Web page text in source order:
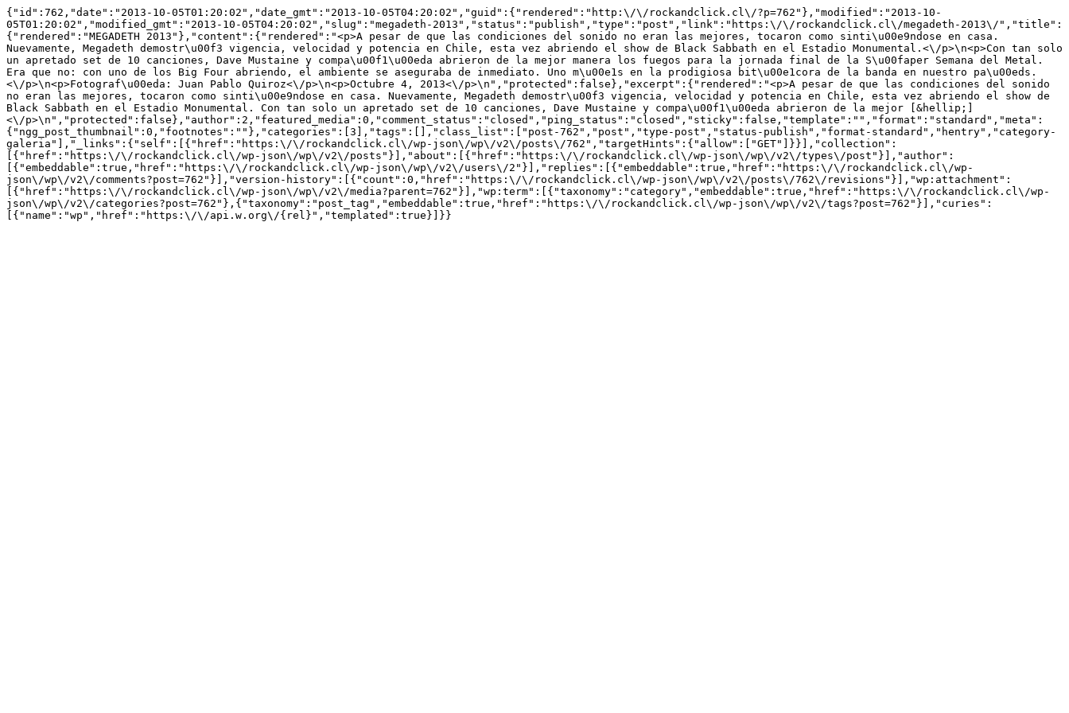
{"id":762,"date":"2013-10-05T01:20:02","date_gmt":"2013-10-05T04:20:02","guid":{"rendered":"http:\/\/rockandclick.cl\/?p=762"},"modified":"2013-10-
05T01:20:02","modified_gmt":"2013-10-05T04:20:02","slug":"megadeth-2013","status":"publish","type":"post","link":"https:\/\/rockandclick.cl\/megadeth-2013\/","title":
{"rendered":"MEGADETH 2013"},"content":{"rendered":"<p>A pesar de que las condiciones del sonido no eran las mejores, tocaron como sinti\u00e9ndose en casa.
Nuevamente, Megadeth demostr\u00f3 vigencia, velocidad y potencia en Chile, esta vez abriendo el show de Black Sabbath en el Estadio Monumental.<\/p>\n<p>Con tan solo
un apretado set de 10 canciones, Dave Mustaine y compa\u00f1\u00eda abrieron de la mejor manera los fuegos para la jornada final de la S\u00faper Semana del Metal.
Era que no: con uno de los Big Four abriendo, el ambiente se aseguraba de inmediato. Uno m\u00e1s en la prodigiosa bit\u00e1cora de la banda en nuestro pa\u00eds.
<\/p>\n<p>Fotograf\u00eda: Juan Pablo Quiroz<\/p>\n<p>Octubre 4, 2013<\/p>\n","protected":false},"excerpt":{"rendered":"<p>A pesar de que las condiciones del sonido
no eran las mejores, tocaron como sinti\u00e9ndose en casa. Nuevamente, Megadeth demostr\u00f3 vigencia, velocidad y potencia en Chile, esta vez abriendo el show de
Black Sabbath en el Estadio Monumental. Con tan solo un apretado set de 10 canciones, Dave Mustaine y compa\u00f1\u00eda abrieron de la mejor [&hellip;]
<\/p>\n","protected":false},"author":2,"featured_media":0,"comment_status":"closed","ping_status":"closed","sticky":false,"template":"","format":"standard","meta":
{"ngg_post_thumbnail":0,"footnotes":""},"categories":[3],"tags":[],"class_list":["post-762","post","type-post","status-publish","format-standard","hentry","category-
galeria"],"_links":{"self":[{"href":"https:\/\/rockandclick.cl\/wp-json\/wp\/v2\/posts\/762","targetHints":{"allow":["GET"]}}],"collection":
[{"href":"https:\/\/rockandclick.cl\/wp-json\/wp\/v2\/posts"}],"about":[{"href":"https:\/\/rockandclick.cl\/wp-json\/wp\/v2\/types\/post"}],"author":
[{"embeddable":true,"href":"https:\/\/rockandclick.cl\/wp-json\/wp\/v2\/users\/2"}],"replies":[{"embeddable":true,"href":"https:\/\/rockandclick.cl\/wp-
json\/wp\/v2\/comments?post=762"}],"version-history":[{"count":0,"href":"https:\/\/rockandclick.cl\/wp-json\/wp\/v2\/posts\/762\/revisions"}],"wp:attachment":
[{"href":"https:\/\/rockandclick.cl\/wp-json\/wp\/v2\/media?parent=762"}],"wp:term":[{"taxonomy":"category","embeddable":true,"href":"https:\/\/rockandclick.cl\/wp-
json\/wp\/v2\/categories?post=762"},{"taxonomy":"post_tag","embeddable":true,"href":"https:\/\/rockandclick.cl\/wp-json\/wp\/v2\/tags?post=762"}],"curies":
[{"name":"wp","href":"https:\/\/api.w.org\/{rel}","templated":true}]}}